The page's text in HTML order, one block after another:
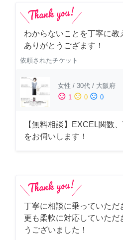
わからないことを丁寧に教
ありがとうござます！
依頼されたチケット
女性 / 30代 / 大阪府
sentiment_satisfied 1 sentiment_neutral 0 sentiment_dissatisfied 0
【無料相談】EXCEL関数
をお伺いします！
丁寧に相談に乗っていただ
更も柔軟に対応していただ
うございました！